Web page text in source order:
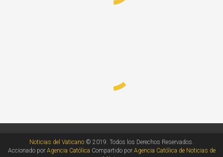
Noticias del Vaticano © 2019. Todos los Derechos Reservados.
Accionado por Agencia Católica Compartido por Agencia Católica de Noticias de